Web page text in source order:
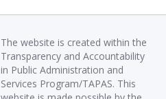
The website is created within the
Transparency and Accountability
in Public Administration and
Services Program/TAPAS. This